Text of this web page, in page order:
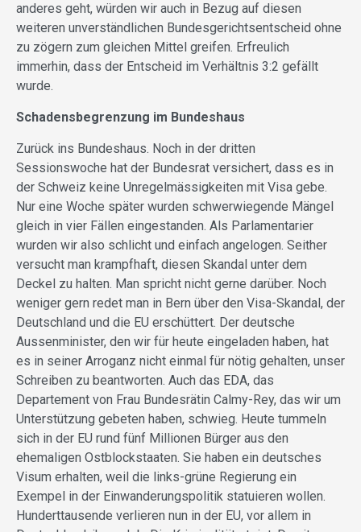
anderes geht, würden wir auch in Bezug auf diesen
weiteren unverständlichen Bundesgerichtsentscheid ohne
zu zögern zum gleichen Mittel greifen. Erfreulich
immerhin, dass der Entscheid im Verhältnis 3:2 gefällt
wurde.
Schadensbegrenzung im Bundeshaus
Zurück ins Bundeshaus. Noch in der dritten
Sessionswoche hat der Bundesrat versichert, dass es in
der Schweiz keine Unregelmässigkeiten mit Visa gebe.
Nur eine Woche später wurden schwerwiegende Mängel
gleich in vier Fällen eingestanden. Als Parlamentarier
wurden wir also schlicht und einfach angelogen. Seither
versucht man krampfhaft, diesen Skandal unter dem
Deckel zu halten. Man spricht nicht gerne darüber. Noch
weniger gern redet man in Bern über den Visa-Skandal, der
Deutschland und die EU erschüttert. Der deutsche
Aussenminister, den wir für heute eingeladen haben, hat
es in seiner Arroganz nicht einmal für nötig gehalten, unser
Schreiben zu beantworten. Auch das EDA, das
Departement von Frau Bundesrätin Calmy-Rey, das wir um
Unterstützung gebeten haben, schwieg. Heute tummeln
sich in der EU rund fünf Millionen Bürger aus den
ehemaligen Ostblockstaaten. Sie haben ein deutsches
Visum erhalten, weil die links-grüne Regierung ein
Exempel in der Einwanderungspolitik statuieren wollen.
Hunderttausende verlieren nun in der EU, vor allem in